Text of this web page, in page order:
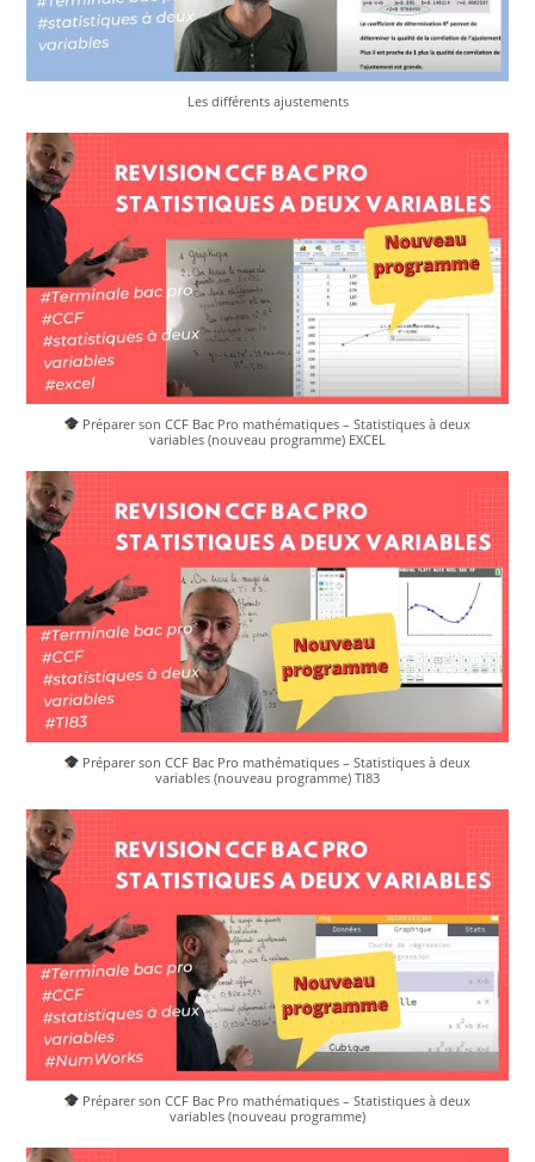
Les différents ajustements
Préparer son CCF Bac Pro mathématiques – Statistiques à deux
variables (nouveau programme) EXCEL
Préparer son CCF Bac Pro mathématiques – Statistiques à deux
variables (nouveau programme) TI83
Préparer son CCF Bac Pro mathématiques – Statistiques à deux
variables (nouveau programme)